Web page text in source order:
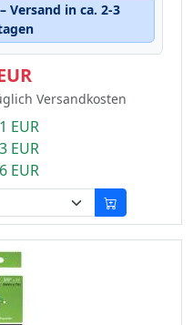
Versand in ca. 2-3
Versandkosten
EUR
EUR
EUR